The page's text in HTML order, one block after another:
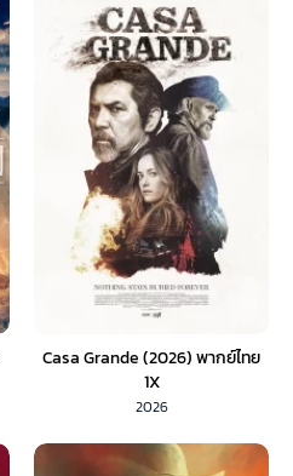
Casa Grande (2026) พากย์ไทย
1X
2026